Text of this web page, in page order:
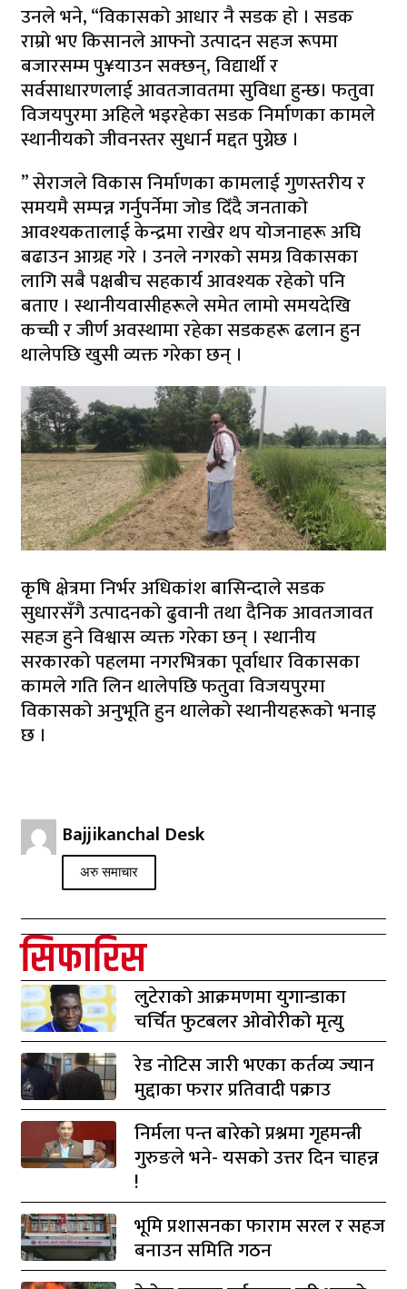
उनले भने, “विकासको आधार नै सडक हो । सडक
राम्रो भए किसानले आफ्नो उत्पादन सहज रूपमा
बजारसम्म पु¥याउन सक्छन्, विद्यार्थी र
सर्वसाधारणलाई आवतजावतमा सुविधा हुन्छ। फतुवा
विजयपुरमा अहिले भइरहेका सडक निर्माणका कामले
स्थानीयको जीवनस्तर सुधार्न मद्दत पुग्नेछ ।
” सेराजले विकास निर्माणका कामलाई गुणस्तरीय र
समयमै सम्पन्न गर्नुपर्नेमा जोड दिँदै जनताको
आवश्यकतालाई केन्द्रमा राखेर थप योजनाहरू अघि
बढाउन आग्रह गरे । उनले नगरको समग्र विकासका
लागि सबै पक्षबीच सहकार्य आवश्यक रहेको पनि
बताए । स्थानीयवासीहरूले समेत लामो समयदेखि
कच्ची र जीर्ण अवस्थामा रहेका सडकहरू ढलान हुन
थालेपछि खुसी व्यक्त गरेका छन् ।
कृषि क्षेत्रमा निर्भर अधिकांश बासिन्दाले सडक
सुधारसँगै उत्पादनको ढुवानी तथा दैनिक आवतजावत
सहज हुने विश्वास व्यक्त गरेका छन् । स्थानीय
सरकारको पहलमा नगरभित्रका पूर्वाधार विकासका
कामले गति लिन थालेपछि फतुवा विजयपुरमा
विकासको अनुभूति हुन थालेको स्थानीयहरूको भनाइ
छ ।
Bajjikanchal Desk
अरु समाचार
सिफारिस
लुटेराको आक्रमणमा युगान्डाका
चर्चित फुटबलर ओवोरीको मृत्यु
रेड नोटिस जारी भएका कर्तव्य ज्यान
मुद्दाका फरार प्रतिवादी पक्राउ
निर्मला पन्त बारेको प्रश्नमा गृहमन्त्री
गुरुङले भने- यसको उत्तर दिन चाहन्न
!
भूमि प्रशासनका फाराम सरल र सहज
बनाउन समिति गठन